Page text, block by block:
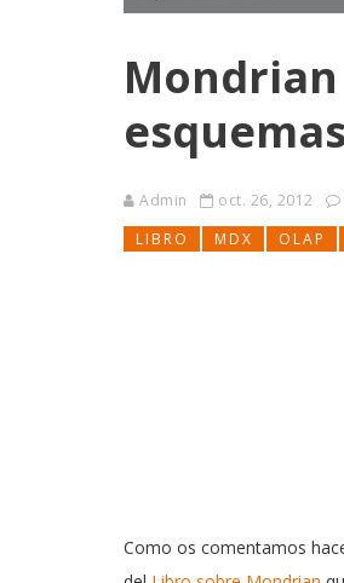
Admin oct. 26, 2012
LIBRO
MDX OLAP
Como os comentamos